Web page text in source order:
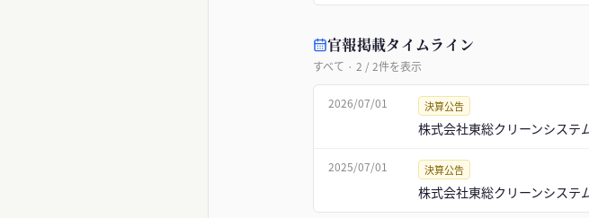
官報掲載タイムライン
すべて · 2 /2件を表示
2026/07/01 決算公告
株式会社東総クリーンシステ
2025/07/01 決算公告
株式会社東総クリーンシステ